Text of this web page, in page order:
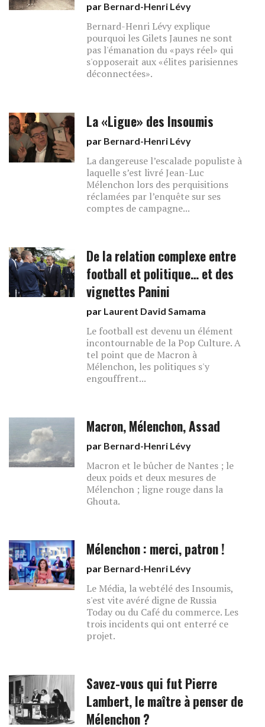
par Bernard-Henri Lévy
Bernard-Henri Lévy explique
pourquoi les Gilets Jaunes ne sont
pas l'émanation du «pays réel» qui
s'opposerait aux «élites parisiennes
déconnectées».
La «Ligue» des Insoumis
par Bernard-Henri Lévy
La dangereuse l’escalade populiste à
laquelle s’est livré Jean-Luc
Mélenchon lors des perquisitions
réclamées par l’enquête sur ses
comptes de campagne...
De la relation complexe entre
football et politique… et des
vignettes Panini
par Laurent David Samama
Le football est devenu un élément
incontournable de la Pop Culture. A
tel point que de Macron à
Mélenchon, les politiques s'y
engouffrent...
Macron, Mélenchon, Assad
par Bernard-Henri Lévy
Macron et le bûcher de Nantes ; le
deux poids et deux mesures de
Mélenchon ; ligne rouge dans la
Ghouta.
Mélenchon : merci, patron !
par Bernard-Henri Lévy
Le Média, la webtélé des Insoumis,
s'est vite avéré digne de Russia
Today ou du Café du commerce. Les
trois incidents qui ont enterré ce
projet.
Savez-vous qui fut Pierre
Lambert, le maître à penser de
Mélenchon ?